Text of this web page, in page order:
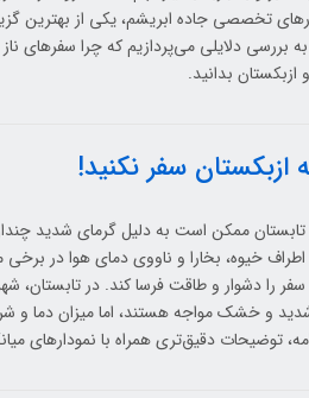
تخصصی جاده ابریشم، یکی از بهترین
بررسی دلایلی می‌پردازیم که چرا سفرهای
بدانید.
ازبکستان سفر نکنید!
تابستان ممکن است به دلیل گرمای شدید
را دشوار و طاقت فرسا کند. در تابستان،
و خشک مواجه هستند، اما میزان دما و
توضیحات دقیق‌تری همراه با نمودارهای